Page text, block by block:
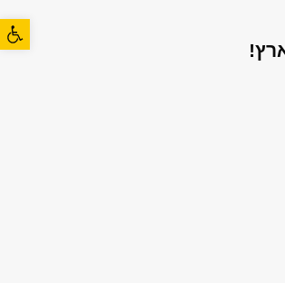
פתח